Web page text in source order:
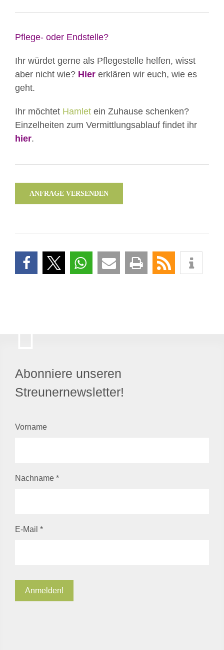
Pflege- oder Endstelle?
Ihr würdet gerne als Pflegestelle helfen, wisst
aber nicht wie? Hier erklären wir euch, wie es
geht.
Ihr möchtet Hamlet ein Zuhause schenken?
Einzelheiten zum Vermittlungsablauf findet ihr
hier.
ANFRAGE VERSENDEN
Abonniere unseren
Streunernewsletter!
Vorname
Nachname *
E-Mail *